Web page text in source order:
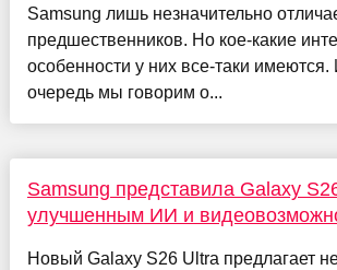
Samsung лишь незначительно
предшественников. Но кое-какие
особенности у них все-таки
очередь мы говорим о...
Samsung представила Galaxy
улучшенным ИИ и
Новый Galaxy S26 Ultra предлагает